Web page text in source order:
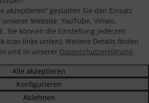
akzeptieren“ gestatten Sie den Einsatz
Website: YouTube, Vimeo,
Sie können die Einstellung jederzeit
Icon links unten). Weitere Details finden
und in unserer Datenschutzerklärung.
Alle akzeptieren
Konfigurieren
Ablehnen